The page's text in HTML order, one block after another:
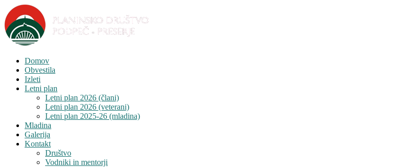
Domov
Obvestila
Izleti
Letni plan
Letni plan 2026 (člani)
Letni plan 2026 (veterani)
Letni plan 2025-26 (mladina)
Mladina
Galerija
Kontakt
Društvo
Vodniki in mentorji